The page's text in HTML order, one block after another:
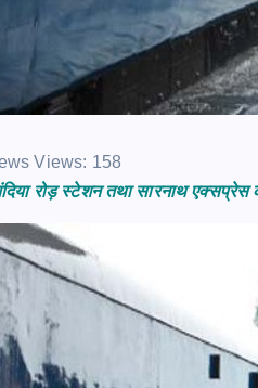
Views: 158
रोड़ स्टेशन तथा सारनाथ एक्सप्रेस